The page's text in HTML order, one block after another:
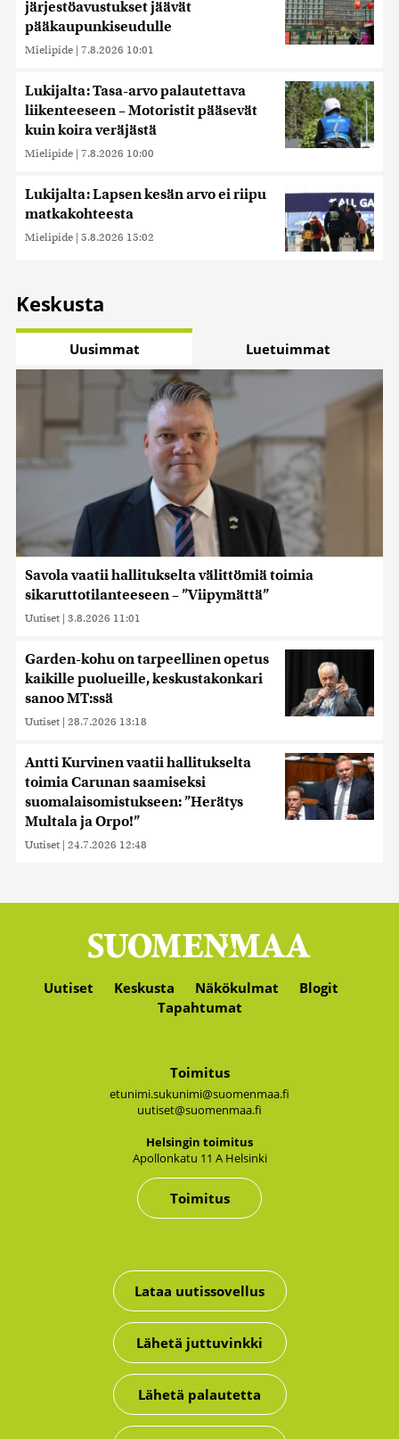
järjestöavustukset jäävät
pääkaupunkiseudulle
Mielipide | 7.8.2026 10:01
Lukijalta: Tasa-arvo palautettava
liikenteeseen – Motoristit pääsevät
kuin koira veräjästä
Mielipide | 7.8.2026 10:00
Lukijalta: Lapsen kesän arvo ei riipu
matkakohteesta
Mielipide | 5.8.2026 15:02
Keskusta
Uusimmat Luetuimmat
Savola vaatii hallitukselta välittömiä toimia
sikaruttotilanteeseen – ”Viipymättä”
Uutiset | 3.8.2026 11:01
Garden-kohu on tarpeellinen opetus
kaikille puolueille, keskustakonkari
sanoo MT:ssä
Uutiset | 28.7.2026 13:18
Antti Kurvinen vaatii hallitukselta
toimia Carunan saamiseksi
suomalaisomistukseen: ”Herätys
Multala ja Orpo!”
Uutiset | 24.7.2026 12:48
Uutiset Keskusta Näkökulmat
Blogit
Tapahtumat
Toimitus
etunimi.sukunimi@suomenmaa.fi
uutiset@suomenmaa.fi
Hel­sin­gin toi­mi­tus
Apol­lon­ka­tu 11 A Hel­sin­ki
Toimitus
Lataa uutissovellus
Lähetä juttuvinkki
Lähetä palautetta